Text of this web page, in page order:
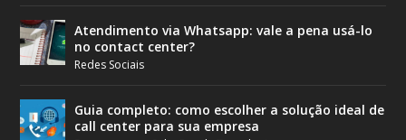
Atendimento via Whatsapp: vale a pena usá-lo
no contact center?
Redes Sociais
Guia completo: como escolher a solução ideal de
call center para sua empresa